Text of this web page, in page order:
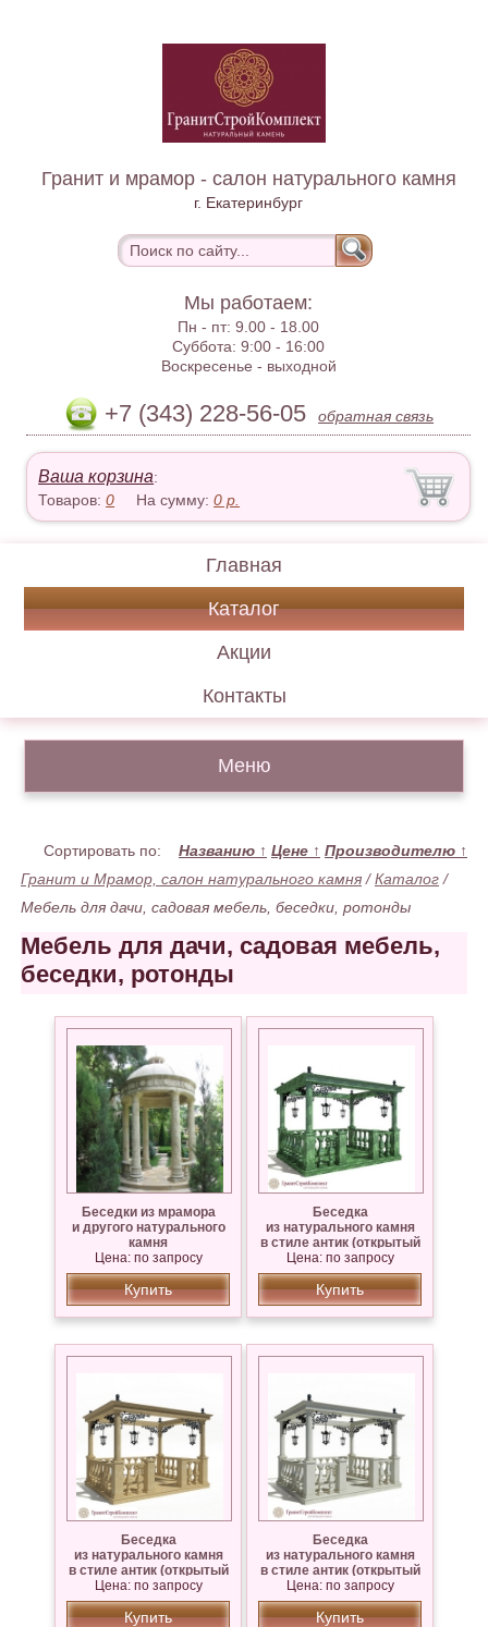
Гранит и мрамор - салон натурального камня
г. Екатеринбург
Мы работаем:
Пн - пт:9.00 - 18.00
Суббота:9:00 - 16:00
Воскресенье - выходной
+7 (343) 228-56-05 обратная связь
Ваша корзина:
Товаров:0 На сумму:0 р.
Главная
Каталог
Акции
Контакты
Меню
Сортировать по: Названию ↑ Цене ↑ Производителю ↑
Гранит и Мрамор, салон натурального камня /Каталог /
Мебель для дачи, садовая мебель, беседки, ротонды
Мебель для дачи, садовая мебель,
беседки, ротонды
Беседки из мрамора
и другого натурального
камня
Цена: по запросу
Купить
Беседка
из натурального камня
в стиле антик (открытый
верх),мрамор Змеевик
Цена: по запросу
Купить
Беседка
из натурального камня
в стиле антик (открытый
верх),Известняк Сары —
Таш
Цена: по запросу
Купить
Беседка
из натурального камня
в стиле антик (открытый
верх),мрамор Коелга
Цена: по запросу
Купить